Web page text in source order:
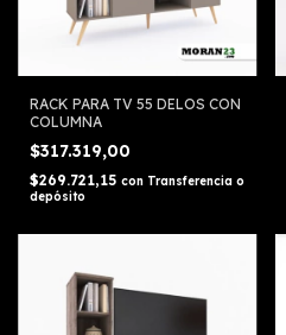
RACK PARA TV 55 DELOS CON
COLUMNA
$317.319,00
$269.721,15 con Transferencia o
depósito